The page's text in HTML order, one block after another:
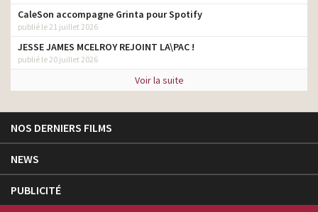
CaleSon accompagne Grinta pour Spotify
publié le 21 juillet 2026
JESSE JAMES MCELROY REJOINT LA\PAC !
publié le 20 juillet 2026
Voir la suite
NOS DERNIERS FILMS
NEWS
PUBLICITÉ